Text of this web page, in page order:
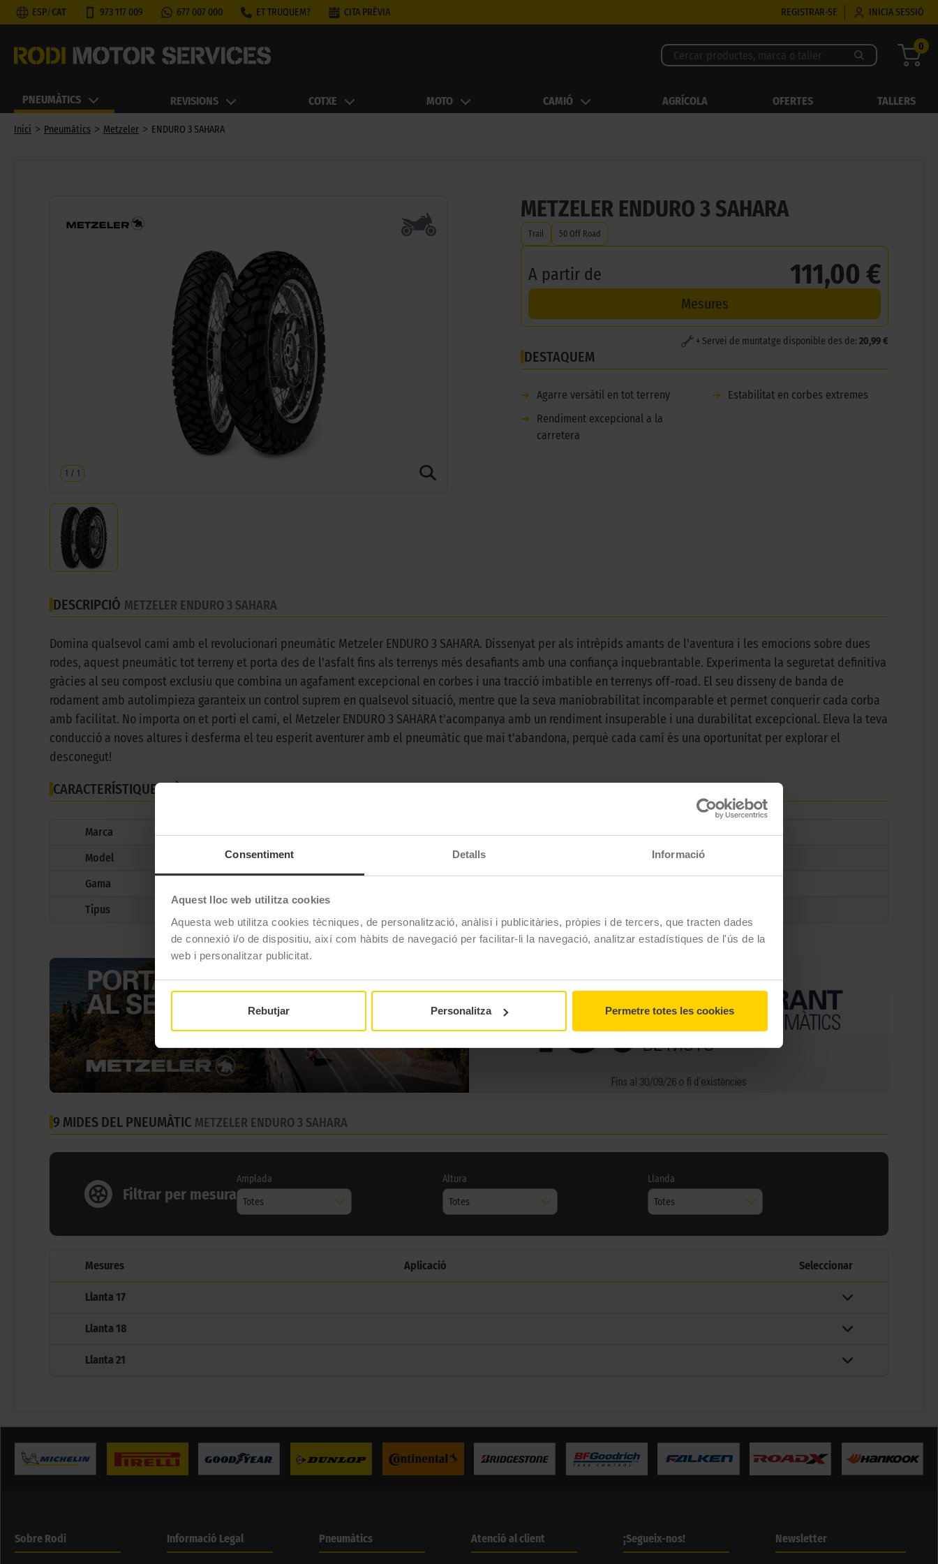
Consentiment Detalls Informació
Aquest lloc web utilitza cookies
Aquesta web utilitza cookies tècniques, de personalització, anàlisi i publicitàries, pròpies i de tercers, que tracten dades
de connexió i/o de dispositiu, així com hàbits de navegació per facilitar-li la navegació, analitzar estadístiques de l'ús de la
web i personalitzar publicitat.
Rebutjar Personalitza Permetre totes les cookies
ESP/CAT 973 117 009 677 007 000 ET TRUQUEM? CITA PRÈVIA REGISTRAR-SE INICIA SESSIÓ
0
PNEUMÀTICS REVISIONS COTXE MOTO CAMIÓ AGRÍCOLA OFERTES TALLERS
Inici > Pneumàtics > Metzeler > ENDURO 3 SAHARA
1 / 1
METZELER ENDURO 3 SAHARA
Trail 50 Off Road
A partir de 111,00 €
Mesures
+ Servei de muntatge disponible des de: 20,99 €
DESTAQUEM
➜ Agarre versàtil en tot terreny ➜
Estabilitat en corbes extremes
➜
Rendiment excepcional a la
carretera
DESCRIPCIÓ METZELER ENDURO 3 SAHARA
Domina qualsevol camí amb el revolucionari pneumàtic Metzeler ENDURO 3 SAHARA. Dissenyat per als intrèpids amants de l'aventura i les emocions sobre dues
rodes, aquest pneumàtic tot terreny et porta des de l'asfalt fins als terrenys més desafiants amb una confiança inquebrantable. Experimenta la seguretat definitiva
gràcies al seu compost exclusiu que combina un agafament excepcional en corbes i una tracció imbatible en terrenys off-road. El seu disseny de banda de
rodament amb autolimpieza garanteix un control suprem en qualsevol situació, mentre que la seva maniobrabilitat incomparable et permet conquerir cada corba
amb facilitat. No importa on et porti el camí, el Metzeler ENDURO 3 SAHARA t'acompanya amb un rendiment insuperable i una durabilitat excepcional. Eleva la teva
conducció a noves altures i desferma el teu esperit aventurer amb el pneumàtic que mai t'abandona, perquè cada camí és una oportunitat per explorar el
desconegut!
CARACTERÍSTIQUES TÈCNIQUES
Marca
Metzeler
Model
Enduro 3 Sahara
Gama
Tipus
9 MIDES DEL PNEUMÀTIC METZELER ENDURO 3 SAHARA
Filtrar per mesura
Amplada
Totes
Altura
Totes
Llanda
Totes
Mesures Aplicació Seleccionar
Llanta 17
Llanta 18
Llanta 21
Sobre Rodi Informació Legal Pneumàtics Atenció al client ¡Segueix-nos! Newsletter